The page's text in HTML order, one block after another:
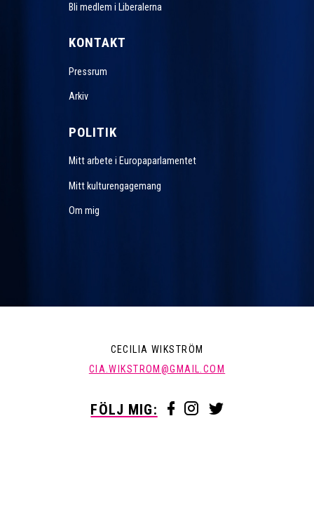
Bli medlem i Liberalerna
KONTAKT
Pressrum
Arkiv
POLITIK
Mitt arbete i Europaparlamentet
Mitt kulturengagemang
Om mig
CECILIA WIKSTRÖM
CIA.WIKSTROM@GMAIL.COM
FÖLJ MIG: